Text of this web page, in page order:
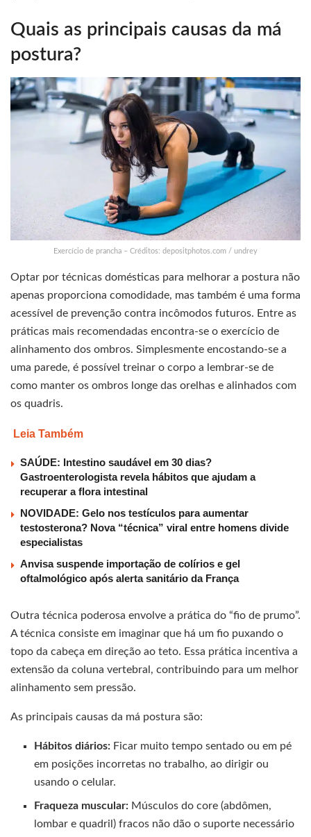
Quais as principais causas da má
postura?
Exercício de prancha – Créditos: depositphotos.com / undrey
Optar por técnicas domésticas para melhorar a postura não
apenas proporciona comodidade, mas também é uma forma
acessível de prevenção contra incômodos futuros. Entre as
práticas mais recomendadas encontra-se o exercício de
alinhamento dos ombros. Simplesmente encostando-se a
uma parede, é possível treinar o corpo a lembrar-se de
como manter os ombros longe das orelhas e alinhados com
os quadris.
Leia Também
SAÚDE: Intestino saudável em 30 dias?
Gastroenterologista revela hábitos que ajudam a
recuperar a flora intestinal
NOVIDADE: Gelo nos testículos para aumentar
testosterona? Nova “técnica” viral entre homens divide
especialistas
Anvisa suspende importação de colírios e gel
oftalmológico após alerta sanitário da França
Outra técnica poderosa envolve a prática do “fio de prumo”.
A técnica consiste em imaginar que há um fio puxando o
topo da cabeça em direção ao teto. Essa prática incentiva a
extensão da coluna vertebral, contribuindo para um melhor
alinhamento sem pressão.
As principais causas da má postura são:
Hábitos diários: Ficar muito tempo sentado ou em pé
em posições incorretas no trabalho, ao dirigir ou
usando o celular.
Fraqueza muscular: Músculos do core (abdômen,
lombar e quadril) fracos não dão o suporte necessário